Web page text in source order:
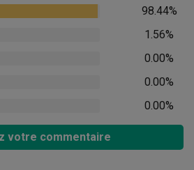
98.44%
1.56%
0.00%
0.00%
0.00%
votre commentaire